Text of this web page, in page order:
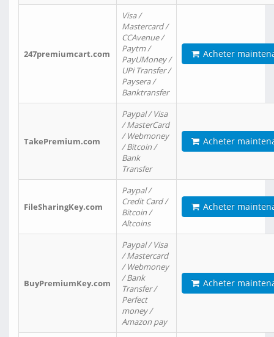
247premiumcart.com
Visa /
Mastercard /
CCAvenue /
Paytm /
PayUMoney /
UPi Transfer /
Paysera /
Banktransfer
Acheter
TakePremium.com
Paypal / Visa
/ MasterCard
/ Webmoney
/ Bitcoin /
Bank
Transfer
Acheter
FileSharingKey.com
Paypal /
Credit Card /
Bitcoin /
Altcoins
Acheter
BuyPremiumKey.com
Paypal / Visa
/ Mastercard
/ Webmoney
/ Bank
Transfer /
Perfect
money /
Amazon pay
Acheter